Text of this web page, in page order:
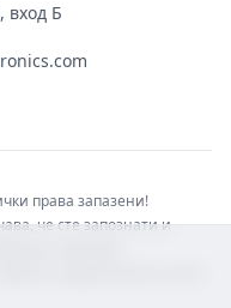
вход Б
права запазени!
че сте запознати и
софтуера.